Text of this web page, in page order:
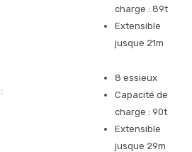
charge : 89t
Extensible
jusque 21m
8 essieux
Capacité de
charge : 90t
Extensible
jusque 29m